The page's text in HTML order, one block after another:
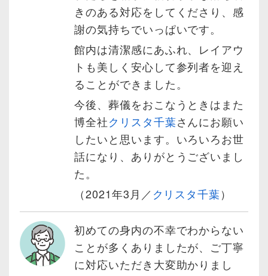
きのある対応をしてくださり、感
謝の気持ちでいっぱいです。
館内は清潔感にあふれ、レイアウ
トも美しく安心して参列者を迎え
ることができました。
今後、葬儀をおこなうときはまた
博全社クリスタ千葉さんにお願い
したいと思います。いろいろお世
話になり、ありがとうございまし
た。
（2021年3月／ クリスタ千葉）
初めての身内の不幸でわからない
ことが多くありましたが、ご丁寧
に対応いただき大変助かりまし